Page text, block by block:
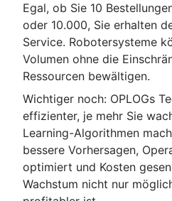
Egal, ob Sie 10
oder 10.000, Sie erhalten
Service. Robotersysteme
Volumen ohne die
Ressourcen bewältigen.
Wichtiger noch: OPLOGs
effizienter, je mehr Sie
Learning-Algorithmen
bessere Vorhersagen,
optimiert und Kosten
Wachstum nicht nur